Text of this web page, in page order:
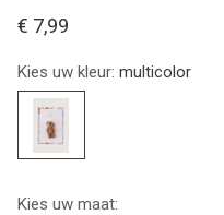
€ 7,99
Kies uw kleur: multicolor
Kies uw maat: